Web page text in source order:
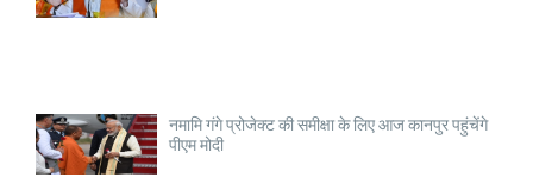
नमामि गंगे प्रोजेक्ट की समीक्षा के लिए आज कानपुर पहुंचेंगे
पीएम मोदी